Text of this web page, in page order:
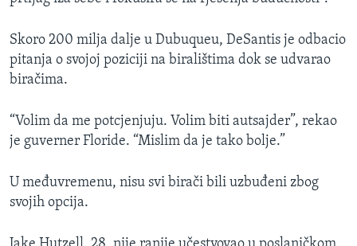
Skoro 200 milja dalje u Dubuqueu, DeSantis je odbacio
pitanja o svojoj poziciji na biralištima dok se udvarao
biračima.
“Volim da me potcjenjuju. Volim biti autsajder”, rekao
je guverner Floride. “Mislim da je tako bolje.”
U međuvremenu, nisu svi birači bili uzbuđeni zbog
svojih opcija.